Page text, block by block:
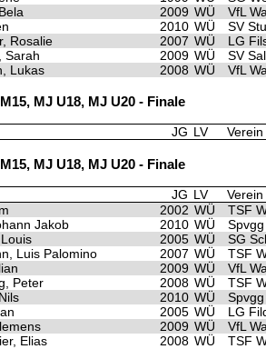
2009 WÜ
VfL
2010 WÜ
SV
Rosalie 2007 WÜ
LG
Sarah 2009 WÜ
SV
Lukas 2008 WÜ VfL
MJ U18, MJ U20 - Finale
JG LV Verein
MJ U18, MJ U20 - Finale
JG LV
Verein
2002 WÜ
TSF
Jakob 2010 WÜ
2005 WÜ
SG
Luis Palomino 2007 WÜ
TSF
2009 WÜ
VfL
Peter 2008 WÜ
TSF
2010 WÜ
2005 WÜ
LG
2009 WÜ
VfL
Elias 2008 WÜ TSF